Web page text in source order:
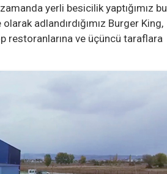
yerli besicilik yaptığımız bu
adlandırdığımız Burger King,
restoranlarına ve üçüncü taraflara